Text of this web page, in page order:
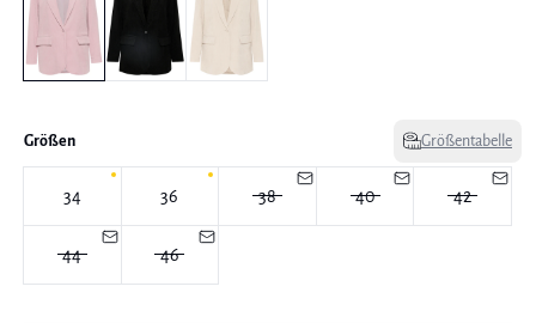
Größen Größentabelle
34 36 38 40 42
44 46